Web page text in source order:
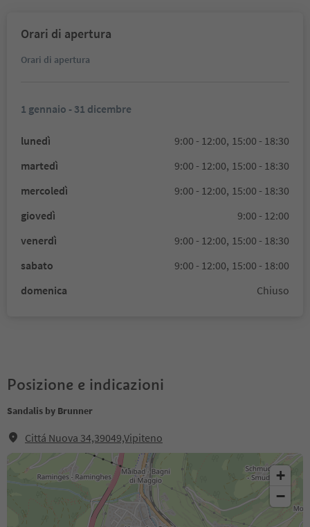
Orari di apertura
Orari di apertura
1 gennaio - 31 dicembre
lunedì 9:00 - 12:00, 15:00 - 18:30
martedì
9:00 - 12:00, 15:00 - 18:30
mercoledì
9:00 - 12:00, 15:00 - 18:30
giovedì
9:00 - 12:00
venerdì
9:00 - 12:00, 15:00 - 18:30
sabato
9:00 - 12:00, 15:00 - 18:00
domenica
Chiuso
Posizione e indicazioni
Sandalis by Brunner
Cittá Nuova 34,39049,Vipiteno
+
−